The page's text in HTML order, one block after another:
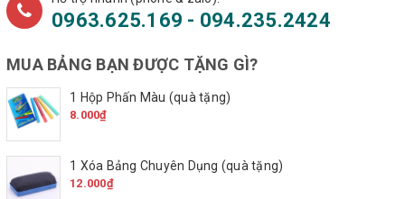
0963.625.169 - 094.235.2424
MUA BẢNG BẠN ĐƯỢC TẶNG GÌ?
1 Hộp Phấn Màu (quà tặng)
8.000₫
1 Xóa Bảng Chuyên Dụng (quà tặng)
12.000₫